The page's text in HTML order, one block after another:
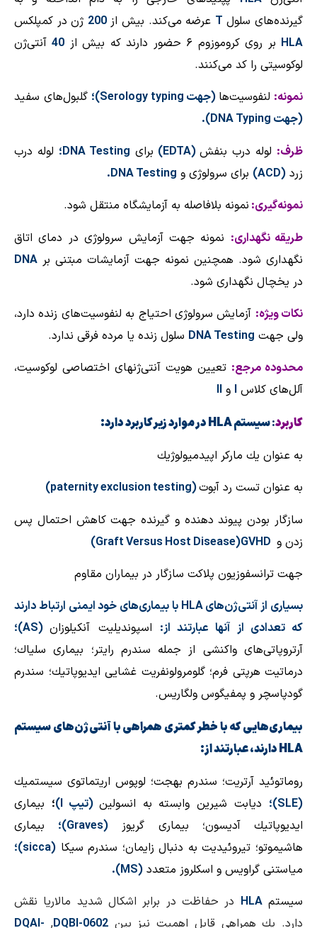
گیرنده‌های سلول T عرضه می‌كند. بیش از 200 ژن در كمپلكس
HLA بر روی كروموزوم ۶ حضور دارند كه بیش از 40 آنتی‌ژن
لوكوسیتی را كد می‌كنند.
نمونه: لنفوسیت‌ها (جهت Serology typing)؛ گلبول‌های سفید
(جهت DNA Typing
).
ظرف: لوله درب بنفش (
EDTA
) برای DNA Testing؛ لوله درب
زرد (
ACD
) برای سرولوژی و DNA Testing
.
نمونه‌گیری: نمونه بلافاصله به آزمایشگاه منتقل شود.
طریقه‌ نگهداری: نمونه جهت آزمایش سرولوژی در دمای اتاق
نگهداری شود. همچنین نمونه جهت آزمایشات مبتنی بر DNA
در یخچال نگهداری شود.
نكات ویژه: آزمایش سرولوژی احتیاج به لنفوسیت‌های زنده دارد،
ولی جهت DNA Testing سلول زنده یا مرده فرقی ندارد.
محدوده مرجع: تعیین هویت آنتی‌ژنهای اختصاصی لوكوسیت،
آلل‌های كلاس I و II
كاربرد:سیستمHLAدر موارد زیر كاربرد دارد:
به عنوان یك ماركر اپیدمیولوژیك
به عنوان تست رد آبوت(
paternity exclusion testing
)
سازگار بودن پیوند دهنده و گیرنده جهت كاهش احتمال پس‌
زدن و
GVHD
(
Graft Versus Host Disease
)
جهت ترانسفوزیون پلاكت سازگار در بیماران مقاوم
بسیاری از آنتی‌ژن‌هایHLA با بیماری‌های خود ایمنی ارتباط دارند
كه تعدادی از آنها عبارتند از: اسپوندیلیت آنكیلوزان(
AS)؛
آرتروپاتی‌های واكنشی از جمله سندرم رایتر؛ بیماری سلیاك؛
درماتیت هرپتی فرم؛ گلومرولونفریت غشایی ایدیوپاتیك؛ سندرم
گودپاسچر و پمفیگوس ولگاریس.
بیماری‌هایی كه با خطر كمتری همراهی با آنتی‌ژن‌های سیستم
HLAدارند، عبارتند از:
روماتوئید آرتریت؛ سندرم بهجت؛ لوپوس اریتماتوی سیستمیك
(
SLE)؛ دیابت شیرین وابسته به انسولین (تیپI
)؛ بیماری
ایدیوپاتیك آدیسون؛ بیماری گریوز
(
Graves)؛
بیماری
هاشیموتو؛ تیروئیدیت به دنبال زایمان؛ سندرم سیكا (
sicca)؛
میاستنی گراویس و اسكلروز متعدد (
MS
).
سیستمHLA در حفاظت در برابر اشكال شدید مالاریا نقش
دارد. یك همراهی قابل اهمیت نیز بینDQBI-0602
,
DQAI-